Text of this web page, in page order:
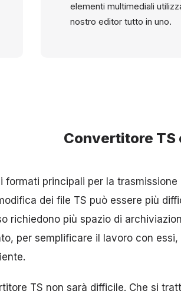
elementi multimediali
nostro editor tutto in uno.
Convertitore TS
formati principali per la
dei file TS può essere più
richiedono più spazio di
per semplificare il lavoro con
TS non sarà difficile. Che si